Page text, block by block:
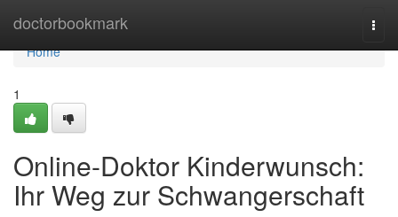
doctorbookmark
Home
Home
1
Online-Doktor Kinderwunsch:
Ihr Weg zur Schwangerschaft